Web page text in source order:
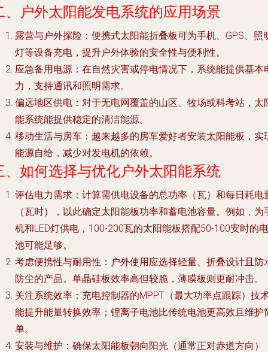
、户外太阳能发电系统的应用场景
露营与户外探险 ：便携式太阳能折叠板可为手机、GPS、照
灯等设备充电，提升户外体验的安全性与便利性。
应急备用电源 ：在自然灾害或停电情况下，系统能提供基本
力，支持通讯和照明需求。
偏远地区供电 ：对于无电网覆盖的山区、牧场或科考站，太
能系统能提供稳定的清洁能源。
移动生活与房车 ：越来越多的房车爱好者安装太阳能板，实
能源自给，减少对发电机的依赖。
、如何选择与优化户外太阳能系统
评估电力需求 ：计算需供电设备的总功率（瓦）和每日耗电
（瓦时），以此确定太阳能板功率和蓄电池容量。例如，为
机和LED灯供电，100-200瓦的太阳能板搭配50-100安时的电
池可能足够。
考虑便携性与耐用性 ：户外使用应选择轻量、折叠设计且防
防尘的产品。单晶硅板效率高但较脆，薄膜板则更耐冲击。
关注系统效率 ：充电控制器的MPPT（最大功率点跟踪）技
能提升能量转换效率；锂离子电池比传统电池更高效且维护
单。
安装与维护 ：确保太阳能板朝向阳光（通常正对赤道方向）